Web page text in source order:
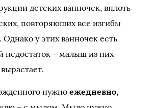
детских ванночек, вплоть
повторяющих все изгибы
Однако у этих ванночек есть
недостаток – малыш из них
нужно ежедневно,